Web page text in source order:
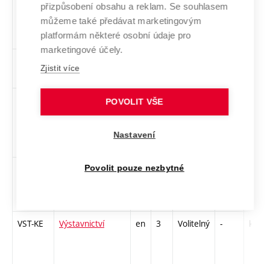
kompozice
plánování
technika –
en 3
Výpočetní
en 2 Volitelný
VST-KE Výstavnictví en 3 Volitelný - kl
přizpůsobení obsahu a reklam. Se souhlasem
můžeme také předávat marketingovým
platformám některé osobní údaje pro
marketingové účely.
Zjistit více
POVOLIT VŠE
Nastavení
Povolit pouze nezbytné